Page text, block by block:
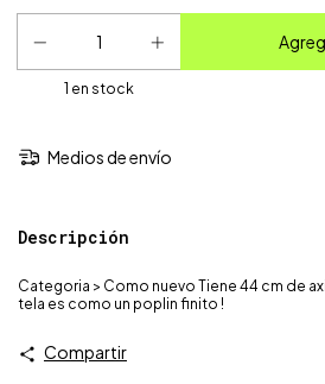
1 en stock
Medios de envío
Descripción
Categoria > Como nuevo Tiene 44 cm de
tela es como un poplin finito !
Compartir